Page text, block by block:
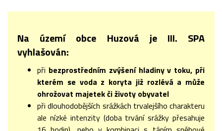
Na území obce Huzová je III. SPA
vyhlašován:
při bezprostředním zvýšení hladiny v toku, při
kterém se voda z koryta již rozlévá a může
ohrožovat majetek či životy obyvatel
při dlouhodobějších srážkách trvalejšího charakteru
ale nízké intenzity (doba trvání srážky přesahuje